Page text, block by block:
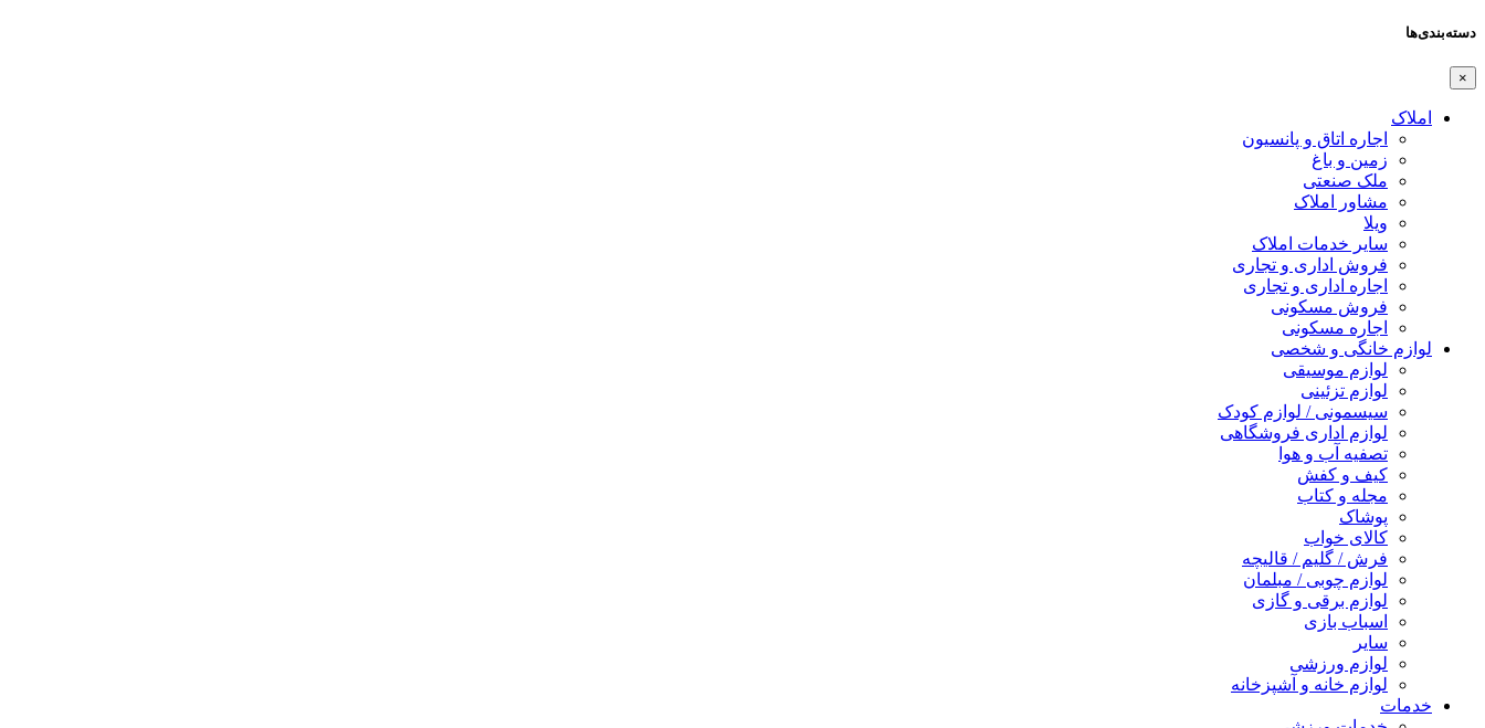
دسته‌بندی‌ها
×
املاک
اجاره اتاق و پانسیون
زمین و باغ
ملک صنعتی
مشاور املاک
ویلا
سایر خدمات املاک
فروش اداری و تجاری
اجاره اداری و تجاری
فروش مسکونی
اجاره مسکونی
لوازم خانگی و شخصی
لوازم موسیقی
لوازم تزئینی
سیسمونی / لوازم کودک
لوازم اداری فروشگاهی
تصفیه آب و هوا
کیف و کفش
مجله و کتاب
پوشاک
کالای خواب
فرش / گلیم / قالیچه
لوازم چوبی / مبلمان
لوازم برقی و گازی
اسباب بازی
سایر
لوازم ورزشی
لوازم خانه و آشپزخانه
خدمات